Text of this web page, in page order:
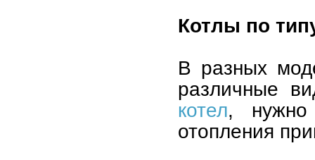
Котлы по
В разных
различные
котел, нужно
отопления